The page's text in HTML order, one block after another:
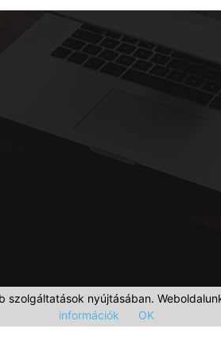
nyújtásában.
információk
OK